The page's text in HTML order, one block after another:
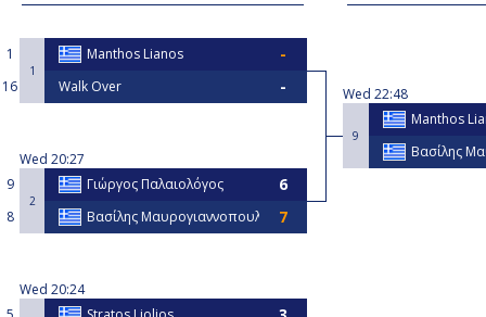
1
1
Manthos Lianos
16
Walk Over
Wed 20:27
9
2
Γιώργος Παλαιολόγος
8
Βασίλης Μαυρογιαννοπουλος
Wed 20:24
Wed 22:48
9
Manthos
Βασίλης